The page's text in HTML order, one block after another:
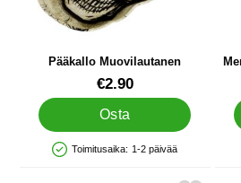
Pääkallo Muovilautanen
Tuote.nro 43896€2.90
Osta
Saatavuus: Varastossa
Toimitusaika: 1-2 päivää